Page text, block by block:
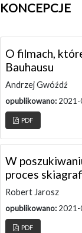
KONCEPCJE
O filmach,
Bauhausu
Andrzej Gwóźdź
opublikowano:
PDF
W
proces
Robert Jarosz
opublikowano:
PDF